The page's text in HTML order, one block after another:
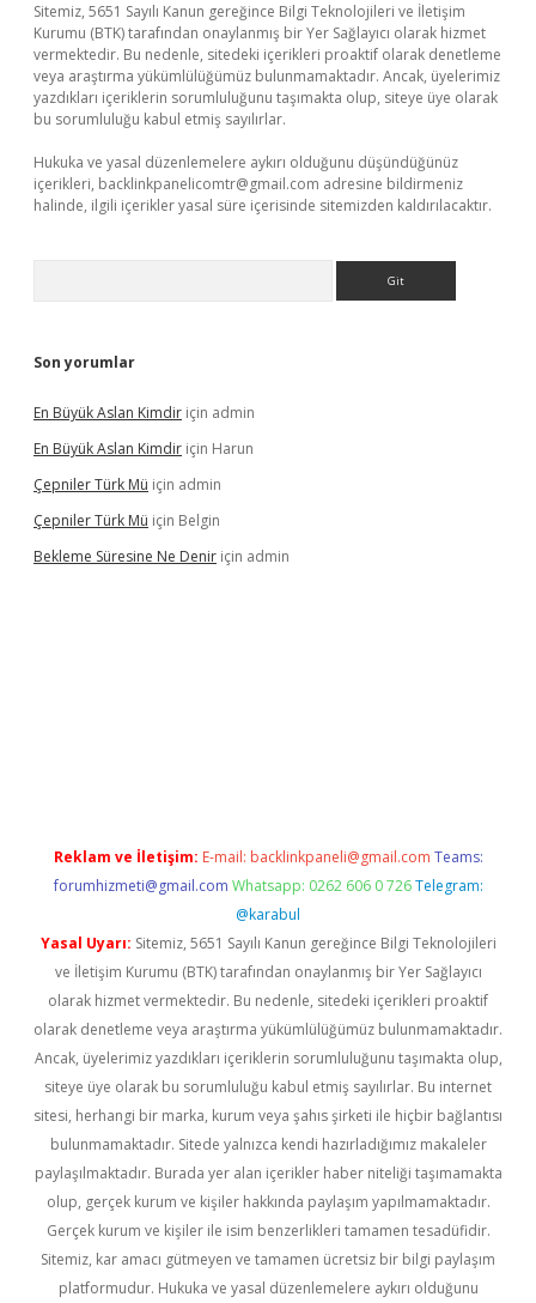
Sitemiz, 5651 Sayılı Kanun gereğince Bilgi Teknolojileri ve İletişim
Kurumu (BTK) tarafından onaylanmış bir Yer Sağlayıcı olarak hizmet
vermektedir. Bu nedenle, sitedeki içerikleri proaktif olarak denetleme
veya araştırma yükümlülüğümüz bulunmamaktadır. Ancak, üyelerimiz
yazdıkları içeriklerin sorumluluğunu taşımakta olup, siteye üye olarak
bu sorumluluğu kabul etmiş sayılırlar.
Hukuka ve yasal düzenlemelere aykırı olduğunu düşündüğünüz
içerikleri, backlinkpanelicomtr@gmail.com adresine bildirmeniz
halinde, ilgili içerikler yasal süre içerisinde sitemizden kaldırılacaktır.
Son yorumlar
En Büyük Aslan Kimdir için admin
En Büyük Aslan Kimdir için Harun
Çepniler Türk Mü için admin
Çepniler Türk Mü için Belgin
Bekleme Süresine Ne Denir için admin
Reklam ve İletişim: E-mail: backlinkpaneli@gmail.com Teams:
forumhizmeti@gmail.com Whatsapp: 0262 606 0 726 Telegram:
@karabul
Yasal Uyarı: Sitemiz, 5651 Sayılı Kanun gereğince Bilgi Teknolojileri
ve İletişim Kurumu (BTK) tarafından onaylanmış bir Yer Sağlayıcı
olarak hizmet vermektedir. Bu nedenle, sitedeki içerikleri proaktif
olarak denetleme veya araştırma yükümlülüğümüz bulunmamaktadır.
Ancak, üyelerimiz yazdıkları içeriklerin sorumluluğunu taşımakta olup,
siteye üye olarak bu sorumluluğu kabul etmiş sayılırlar. Bu internet
sitesi, herhangi bir marka, kurum veya şahıs şirketi ile hiçbir bağlantısı
bulunmamaktadır. Sitede yalnızca kendi hazırladığımız makaleler
paylaşılmaktadır. Burada yer alan içerikler haber niteliği taşımamakta
olup, gerçek kurum ve kişiler hakkında paylaşım yapılmamaktadır.
Gerçek kurum ve kişiler ile isim benzerlikleri tamamen tesadüfidir.
Sitemiz, kar amacı gütmeyen ve tamamen ücretsiz bir bilgi paylaşım
platformudur. Hukuka ve yasal düzenlemelere aykırı olduğunu